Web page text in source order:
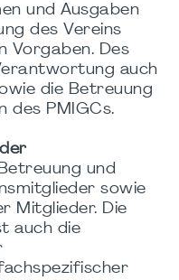
und Ausgaben
des Vereins
Vorgaben. Des
auch
die Betreuung
des PMIGCs.
und
sowie
Mitglieder. Die
auch die